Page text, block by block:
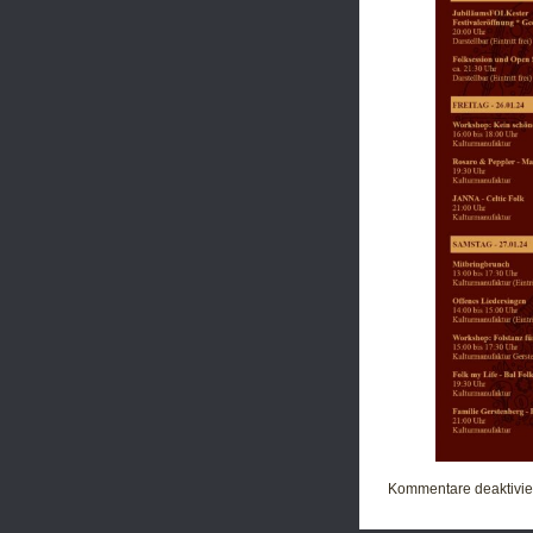
Kommentare